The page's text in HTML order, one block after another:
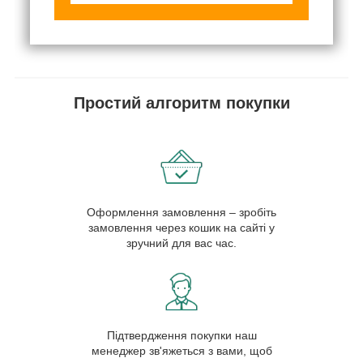
Простий алгоритм покупки
Оформлення замовлення – зробіть
замовлення через кошик на сайті у
зручний для вас час.
Підтвердження покупки наш
менеджер зв'яжеться з вами, щоб